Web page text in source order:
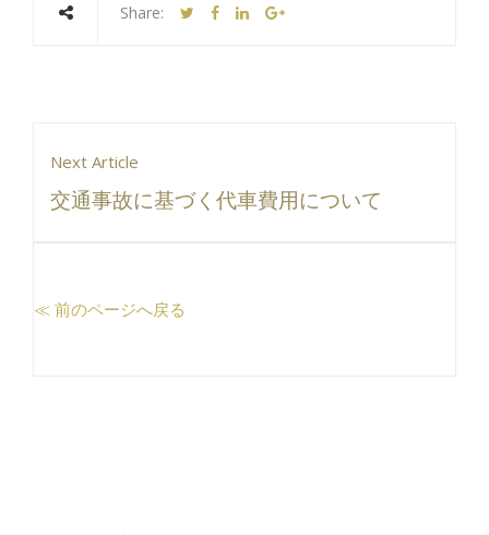
Share:
Next Article
交通事故に基づく代車費用について
≪ 前のページへ戻る